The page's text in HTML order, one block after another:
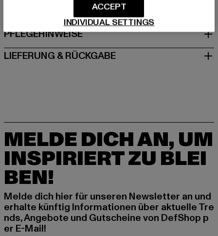
GRÖSSE & PASSFORM
PFLEGEHINWEISE
LIEFERUNG & RÜCKGABE
MELDE DICH AN, UM
INSPIRIERT ZU BLEI
BEN!
Melde dich hier für unseren Newsletter an und
erhalte künftig Informationen über aktuelle Tre
nds, Angebote und Gutscheine von DefShop p
er E-Mail!
INDIVIDUAL SETTINGS
ACCEPT